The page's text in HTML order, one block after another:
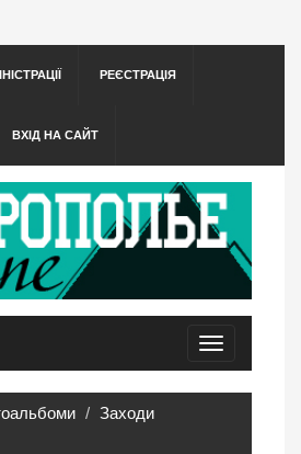
РЕЄСТРАЦІЯ
ВХІД НА САЙТ
Toggle
navigation
Заходи